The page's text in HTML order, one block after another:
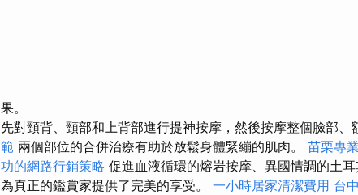
果。
先對頸背、頸部和上背部進行提神按摩，然後按摩整個臉部、
範 兩個部位的合併治療有助於放鬆身體緊繃的肌肉。 苗栗專
功的網路行銷策略 促進血液循環的熔岩按摩、異國情調的土
為真正的鑑賞家提供了完美的享受。 一小時居家清潔費用 台